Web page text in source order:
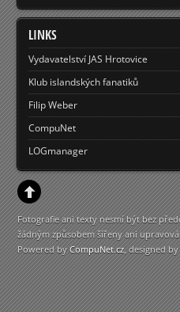
LINKS
Vydavatelství JAS Hrotovice
Klub islandských fanatiků
Filip Weber
CompuNet
LOGmanager
Fotografie ani texty nesmí být bez
žádným způsobem šířeny ani
Powered byCompuNet.cz, designed